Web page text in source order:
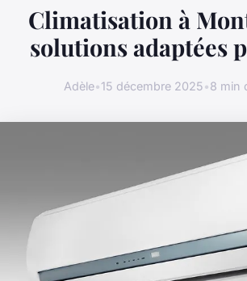
Climatisation à
solutions adaptées
Adèle•15 décembre 2025•8 min